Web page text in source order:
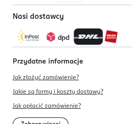
Nasi dostawcy
Przydatne informacje
Jak złożyć zamówienie?
Jakie są formy i koszty dostawy?
Jak opłacić zamówienie?